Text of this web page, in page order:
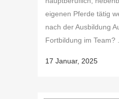
eigenen Pferde tätig
nach der Ausbildung
Fortbildung im Team?
17 Januar, 2025